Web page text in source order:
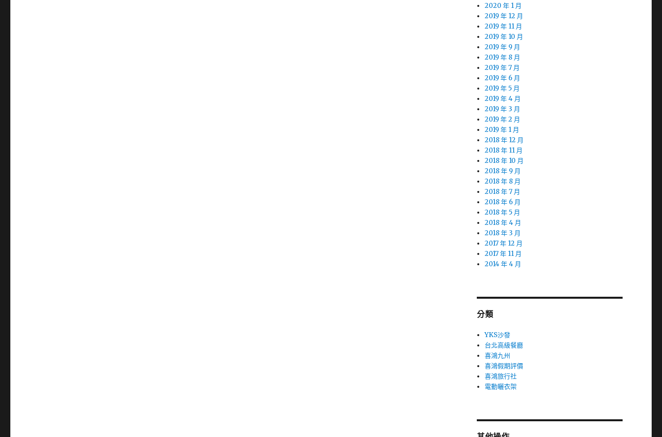
2020 年 1 月
2019 年 12 月
2019 年 11 月
2019 年 10 月
2019 年 9 月
2019 年 8 月
2019 年 7 月
2019 年 6 月
2019 年 5 月
2019 年 4 月
2019 年 3 月
2019 年 2 月
2019 年 1 月
2018 年 12 月
2018 年 11 月
2018 年 10 月
2018 年 9 月
2018 年 8 月
2018 年 7 月
2018 年 6 月
2018 年 5 月
2018 年 4 月
2018 年 3 月
2017 年 12 月
2017 年 11 月
2014 年 4 月
分類
YKS沙發
台北高級餐廳
喜鴻九州
喜鴻假期評價
喜鴻旅行社
電動曬衣架